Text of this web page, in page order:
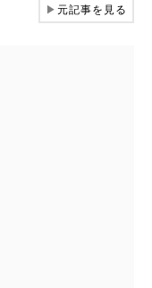
▶元記事を見る